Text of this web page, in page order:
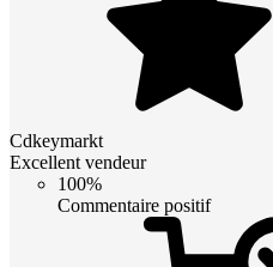
Cdkeymarkt
Excellent vendeur
100%
Commentaire positif